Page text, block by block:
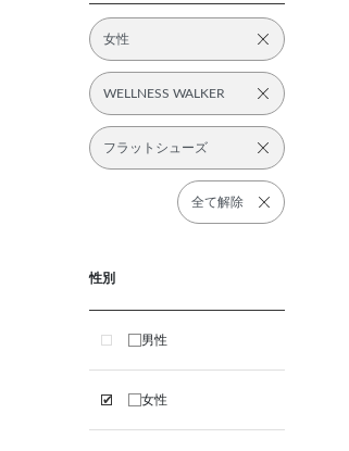
女性
WELLNESS WALKER
フラットシューズ
全て解除
性別
男性
女性